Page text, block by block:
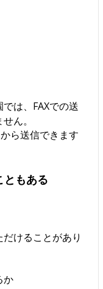
は、FAXでの送
ん。
ら送信できます
もある
けることがあり
か